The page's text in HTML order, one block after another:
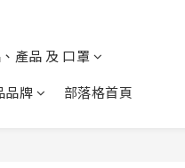
產品 及 口罩
品牌 部落格首頁